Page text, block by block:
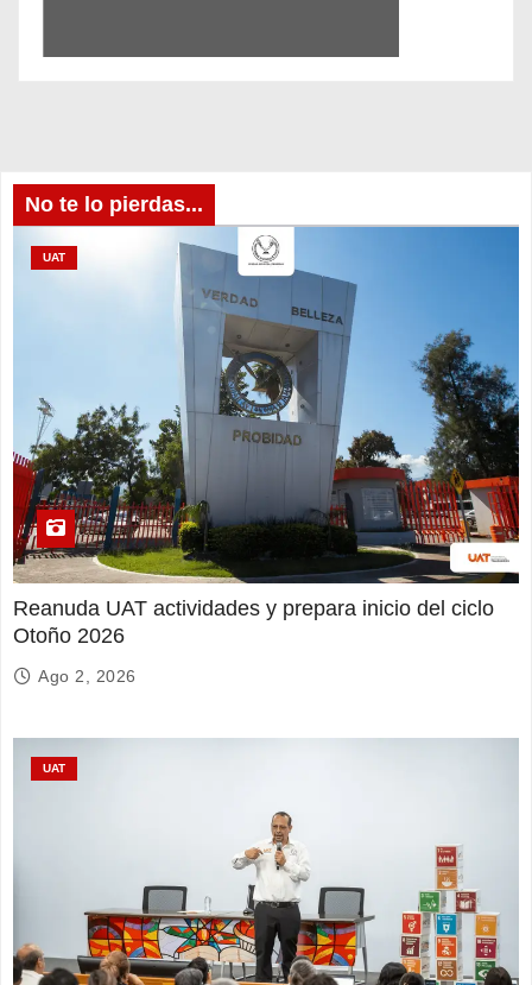
No te lo pierdas...
UAT
Reanuda UAT actividades y prepara inicio del ciclo
Otoño 2026
Ago 2, 2026
UAT